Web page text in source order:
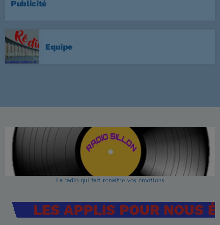
Publicité
Equipe
La radio qui fait renaitre vos émotions
LES APPLIS POUR NOUS